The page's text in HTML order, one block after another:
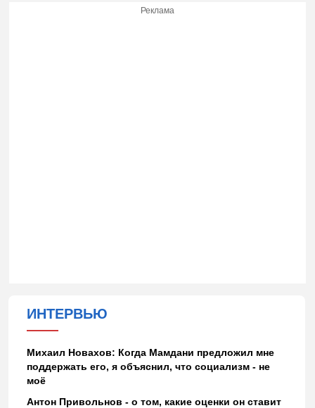
Реклама
ИНТЕРВЬЮ
Михаил Новахов: Когда Мамдани предложил мне
поддержать его, я объяснил, что социализм - не
моё
Антон Привольнов - о том, какие оценки он ставит